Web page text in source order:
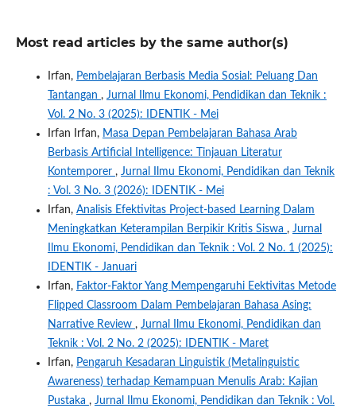
Most read articles by the same author(s)
Irfan, Pembelajaran Berbasis Media Sosial: Peluang Dan
Tantangan , Jurnal Ilmu Ekonomi, Pendidikan dan Teknik :
Vol. 2 No. 3 (2025): IDENTIK - Mei
Irfan Irfan, Masa Depan Pembelajaran Bahasa Arab
Berbasis Artificial Intelligence: Tinjauan Literatur
Kontemporer , Jurnal Ilmu Ekonomi, Pendidikan dan Teknik
: Vol. 3 No. 3 (2026): IDENTIK - Mei
Irfan, Analisis Efektivitas Project-based Learning Dalam
Meningkatkan Keterampilan Berpikir Kritis Siswa , Jurnal
Ilmu Ekonomi, Pendidikan dan Teknik : Vol. 2 No. 1 (2025):
IDENTIK - Januari
Irfan, Faktor-Faktor Yang Mempengaruhi Eektivitas Metode
Flipped Classroom Dalam Pembelajaran Bahasa Asing:
Narrative Review , Jurnal Ilmu Ekonomi, Pendidikan dan
Teknik : Vol. 2 No. 2 (2025): IDENTIK - Maret
Irfan, Pengaruh Kesadaran Linguistik (Metalinguistic
Awareness) terhadap Kemampuan Menulis Arab: Kajian
Pustaka , Jurnal Ilmu Ekonomi, Pendidikan dan Teknik : Vol.